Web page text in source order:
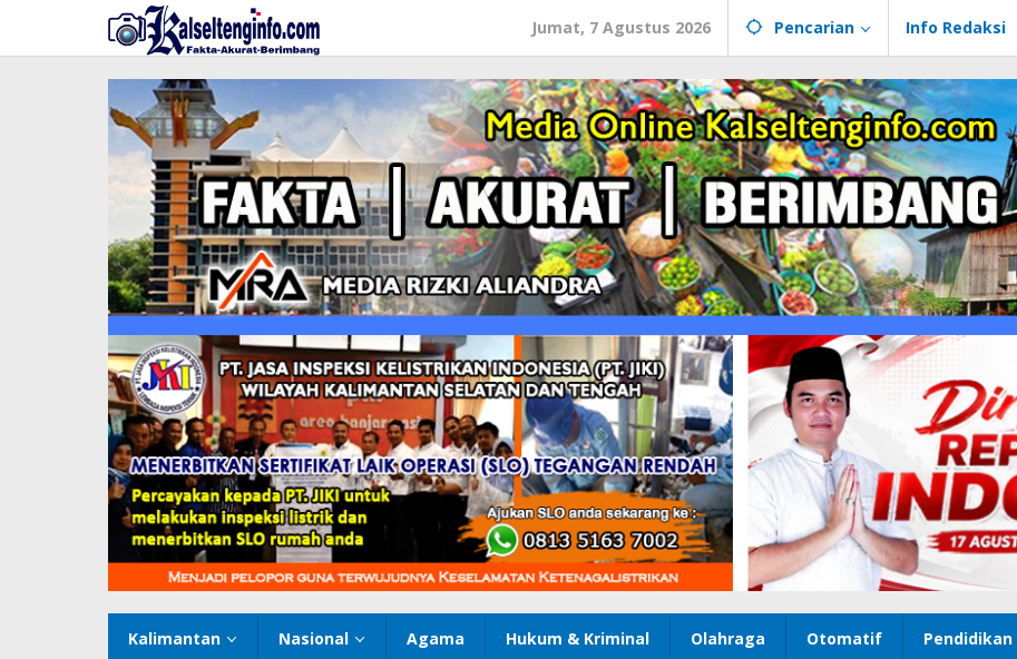
konten
Jumat, 7 Agustus 2026 Pencarian Info Redaksi
Kalimantan Nasional Agama Hukum & Kriminal Olahraga Otomatif Pendidikan